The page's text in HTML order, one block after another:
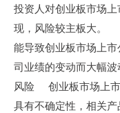
投资人对创业板市场
现，风险较主板大。
能导致创业板市场上
司业绩的变动而大幅
风险 创业板市场上市
具有不确定性，相关